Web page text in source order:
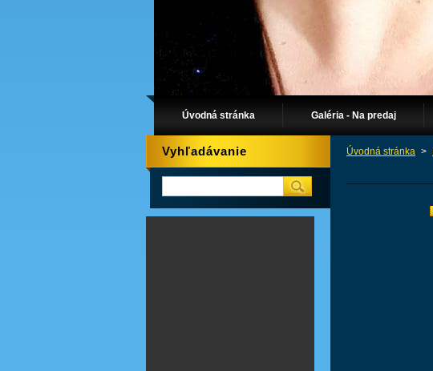
Úvodná stránka Galéria - Na predaj
Úvodná stránka >
Vyhľadávanie